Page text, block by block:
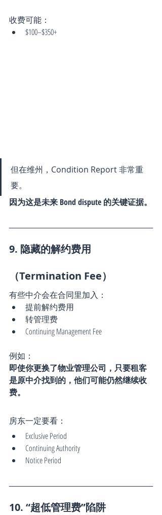
收费可能：
$100–$350+
但在维州，Condition Report 非常重
要。
因为这是未来 Bond dispute 的关键证据。
9. 隐藏的解约费用
（Termination Fee）
有些中介会在合同里加入：
提前解约费用
转管理费
Continuing Management Fee
例如：
即使你更换了物业管理公司，只要租客
是原中介找到的，他们可能仍然继续收
费。
房东一定要看：
Exclusive Period
Continuing Authority
Notice Period
10. “超低管理费”陷阱